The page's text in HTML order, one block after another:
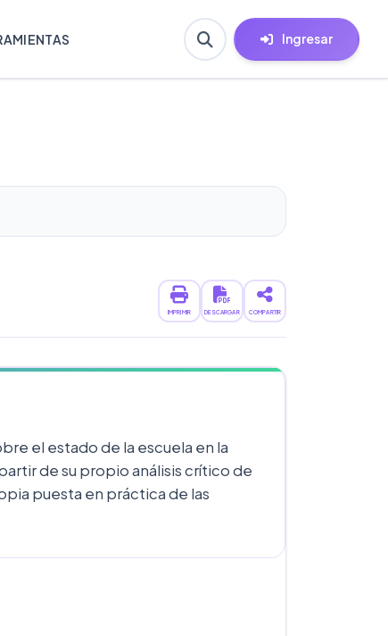
Ingresar
IMPRIMIR DESCARGAR COMPARTIR
el estado de la escuela en la
de su propio análisis crítico de
puesta en práctica de las